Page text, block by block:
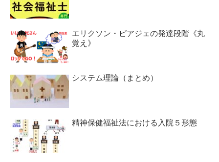
エリクソン・ピアジェの発達段階《丸
覚え》
システム理論（まとめ）
精神保健福祉法における入院５形態